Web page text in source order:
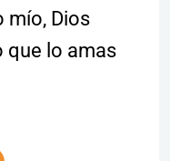
mío, Dios
que lo amas